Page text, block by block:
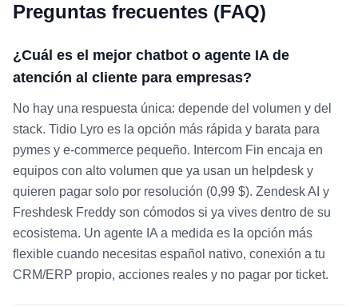
Preguntas frecuentes (FAQ)
¿Cuál es el mejor chatbot o agente IA de
atención al cliente para empresas?
No hay una respuesta única: depende del volumen y del
stack. Tidio Lyro es la opción más rápida y barata para
pymes y e-commerce pequeño. Intercom Fin encaja en
equipos con alto volumen que ya usan un helpdesk y
quieren pagar solo por resolución (0,99 $). Zendesk AI y
Freshdesk Freddy son cómodos si ya vives dentro de su
ecosistema. Un agente IA a medida es la opción más
flexible cuando necesitas español nativo, conexión a tu
CRM/ERP propio, acciones reales y no pagar por ticket.